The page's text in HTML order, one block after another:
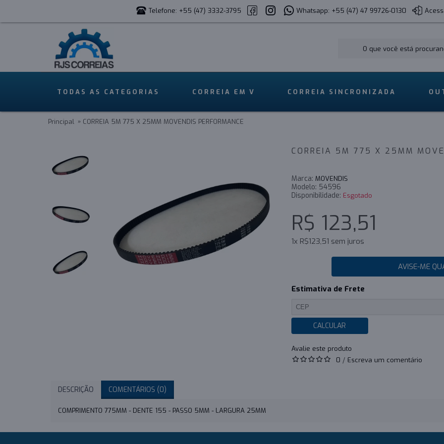
Telefone: +55 (47) 3332-3795 Whatsapp: +55 (47) 47 99726-0130
TODAS AS CATEGORIAS CORREIA EM V CORREIA SINCRONIZADA
Principal CORREIA 5M 775 X 25MM MOVENDIS PERFORMANCE
CORREIA 5M 775 X 25MM
Marca: MOVENDIS
Modelo: 54596
Disponibilidade: Esgotado
R$ 123,51
1x R$123,51 sem juros
AVISE-ME
Estimativa de Frete
CALCULAR
0 / Escreva um comentário
DESCRIÇÃO COMENTÁRIOS (0)
COMPRIMENTO 775MM - DENTE 155 - PASSO 5MM - LARGURA 25MM